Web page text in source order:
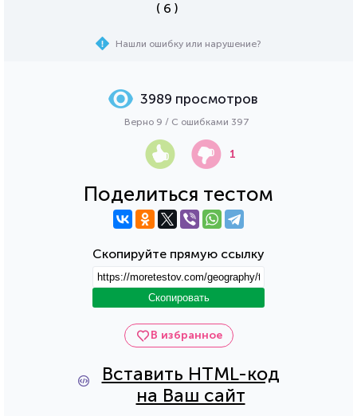
( 6 )
Нашли ошибку или нарушение?
В избранное
Вставить HTML-код
на Ваш сайт
Поделиться тестом
Скопируйте прямую ссылку
Скопировать
3989 просмотров
Верно 9 / С ошибками 397
1